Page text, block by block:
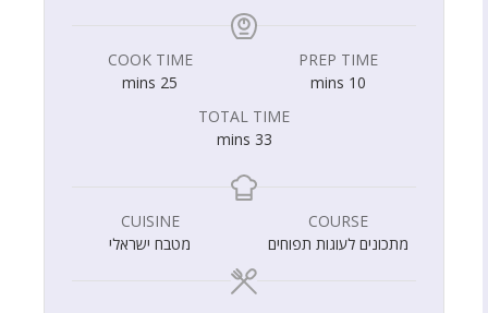
PREP TIME
10
mins
COOK TIME
25
mins
TOTAL TIME
33
mins
COURSE
מתכונים לעוגות תפוחים
CUISINE
מטבח ישראלי